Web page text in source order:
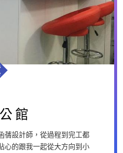
館
蒨設計師，從過程到完工都
心的跟我一起從大方向到小